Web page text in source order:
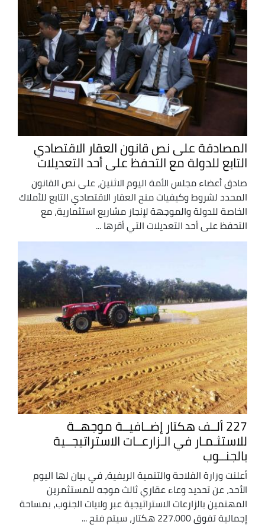
المصادقة على نص قانون العقار الاقتصادي
التابع للدولة مع التحفظ على أحد التعديلات
صادق أعضاء مجلس الأمة اليوم الاثنين، على نص القانون
المحدد لشروط وكيفيات منح العقار الاقتصادي التابع للأملاك
الخاصة للدولة والموجهة لإنجاز مشاريع استثمارية، مع
التحفظ على أحد التعديلات التي أقرها ...
227 ألــف هكتار إضــافيــة موجهــة
للاستثـمـار في الـزارعــات الاستراتيجــية
بالجنــوب
أعلنت وزارة الفلاحة والتنمية الريفية، في بيان لها اليوم
الأحد، عن تحديد وعاء عقاري ثالث موجه للمستثمرين
المهتمين بالزارعات الاستراتيجية عبر ولايات الجنوب، بمساحة
إجمالية تفوق 227.000 هكتار، سيتم فتح ...